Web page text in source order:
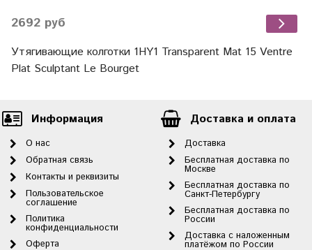
2692 руб
Утягивающие колготки 1HY1 Transparent Mat 15 Ventre
Plat Sculptant Le Bourget
Информация
О нас
Обратная связь
Контакты и реквизиты
Пользовательское
соглашение
Политика
конфиденциальности
Оферта
Доставка и оплата
Доставка
Бесплатная доставка по
Москве
Бесплатная доставка по
Санкт-Петербургу
Бесплатная доставка по
России
Доставка с наложенным
платёжом по России